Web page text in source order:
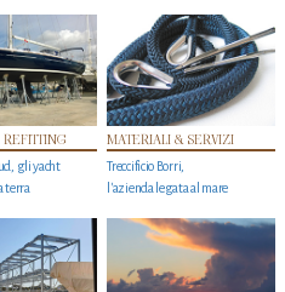
gli yacht
terra
MATERIALI & SERVIZI
Treccificio Borri,
l'azienda legata al mare